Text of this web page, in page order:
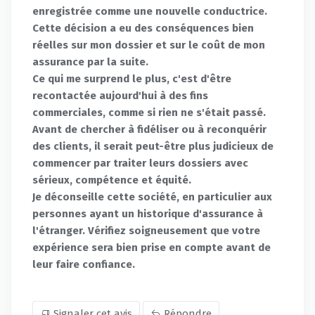
enregistrée comme une nouvelle conductrice.
Cette décision a eu des conséquences bien
réelles sur mon dossier et sur le coût de mon
assurance par la suite.
Ce qui me surprend le plus, c'est d'être
recontactée aujourd'hui à des fins
commerciales, comme si rien ne s'était passé.
Avant de chercher à fidéliser ou à reconquérir
des clients, il serait peut-être plus judicieux de
commencer par traiter leurs dossiers avec
sérieux, compétence et équité.
Je déconseille cette société, en particulier aux
personnes ayant un historique d'assurance à
l'étranger. Vérifiez soigneusement que votre
expérience sera bien prise en compte avant de
leur faire confiance.